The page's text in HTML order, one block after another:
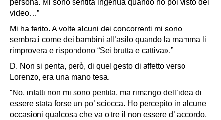
persona. Mi sono sentita ingenua quando ho poi visto dei
video…”
Mi ha ferito. A volte alcuni dei concorrenti mi sono
sembrati come dei bambini all’asilo quando la mamma li
rimprovera e rispondono “Sei brutta e cattiva».”
D. Non si penta, però, di quel gesto di affetto verso
Lorenzo, era una mano tesa.
“No, infatti non mi sono pentita, ma rimango dell’idea di
essere stata forse un po’ sciocca. Ho percepito in alcune
occasioni qualcosa che va oltre il non essere d’ accordo,